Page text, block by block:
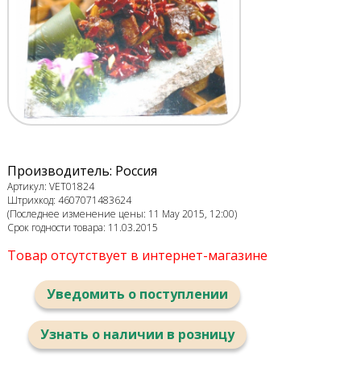
Производитель: Россия
Артикул: VET01824
Штрихкод: 4607071483624
(Последнее изменение цены: 11 May 2015, 12:00)
Срок годности товара: 11.03.2015
Товар отсутствует в интернет-магазине
Уведомить о поступлении
Узнать о наличии в розницу